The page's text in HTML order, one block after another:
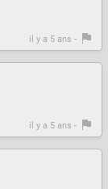
il y a 5 ans -
il y a 5 ans -